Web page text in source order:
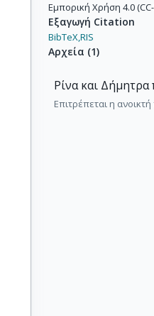
Εμπορική Χρήση 4.0 (CC-
Εξαγωγή Citation
BibTeX,RIS
Αρχεία (1)
Ρίνα και
Επιτρέπεται η